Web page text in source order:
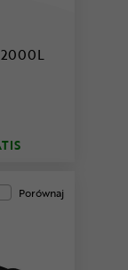
2000L
Porównaj